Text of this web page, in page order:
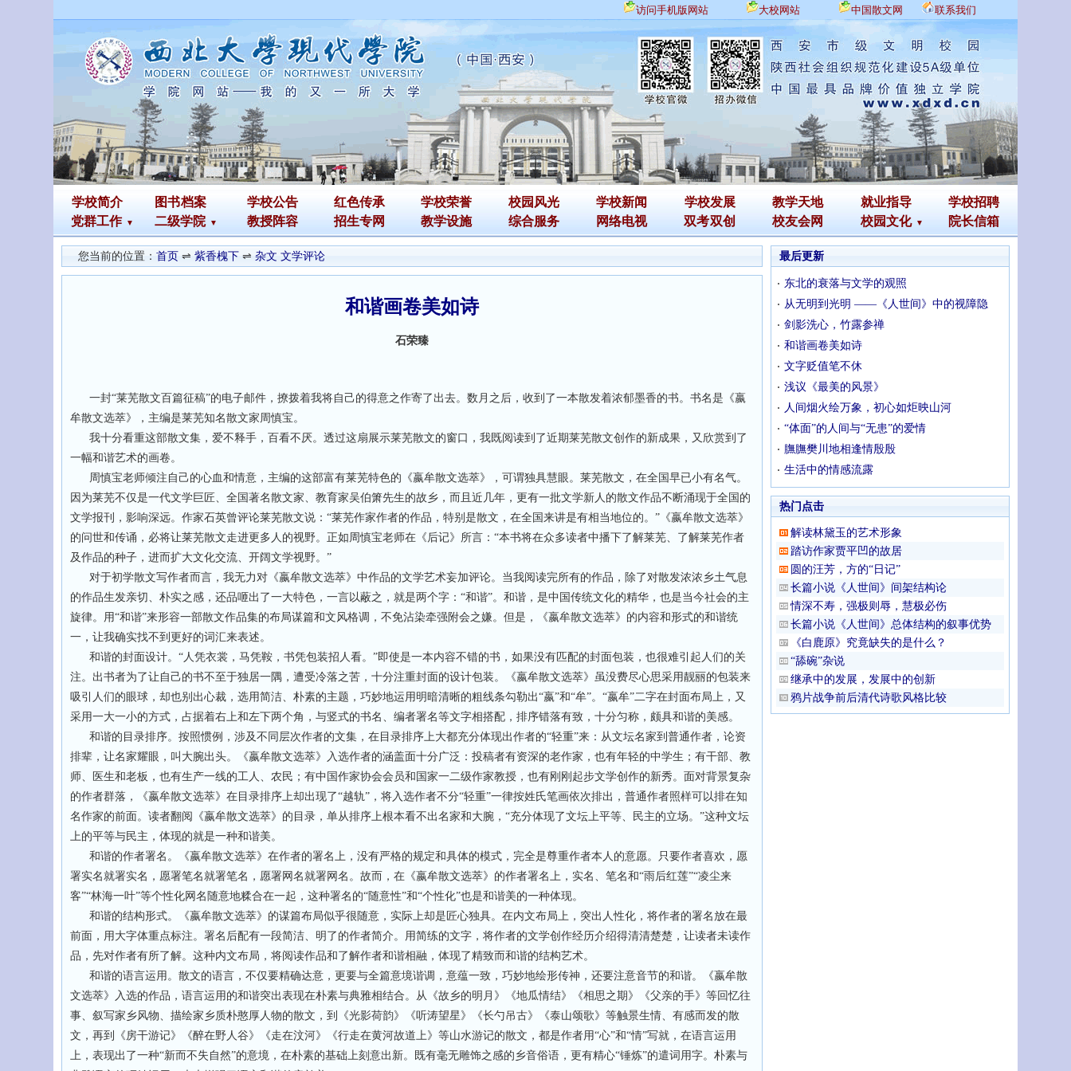
访问手机版网站 大校网站 中国散文网 联系我们
学校简介 图书档案 学校公告 红色传承 学校荣誉 校园风光 学校新闻 学校发展 教学天地 就业指导
学校招聘
党群工作
二级学院 教授阵容 招生专网 教学设施 综合服务 网络电视 双考双创 校友会网 校园文化 院长信箱
您当前的位置： 首页 ⇌ 紫香槐下 ⇌ 杂文 文学评论
和谐画卷美如诗
石荣臻
一封“莱芜散文百篇征稿”的电子邮件，撩拨着我将自己的得意之作寄了出去。数月之后，收到了一本散发着浓郁墨香的书。书名是《嬴
牟散文选萃》，主编是莱芜知名散文家周慎宝。
我十分看重这部散文集，爱不释手，百看不厌。透过这扇展示莱芜散文的窗口，我既阅读到了近期莱芜散文创作的新成果，又欣赏到了
一幅和谐艺术的画卷。
周慎宝老师倾注自己的心血和情意，主编的这部富有莱芜特色的《嬴牟散文选萃》，可谓独具慧眼。莱芜散文，在全国早已小有名气。
因为莱芜不仅是一代文学巨匠、全国著名散文家、教育家吴伯箫先生的故乡，而且近几年，更有一批文学新人的散文作品不断涌现于全国的
文学报刊，影响深远。作家石英曾评论莱芜散文说：“莱芜作家作者的作品，特别是散文，在全国来讲是有相当地位的。”《嬴牟散文选萃》
的问世和传诵，必将让莱芜散文走进更多人的视野。正如周慎宝老师在《后记》所言：“本书将在众多读者中播下了解莱芜、了解莱芜作者
及作品的种子，进而扩大文化交流、开阔文学视野。”
对于初学散文写作者而言，我无力对《嬴牟散文选萃》中作品的文学艺术妄加评论。当我阅读完所有的作品，除了对散发浓浓乡土气息
的作品生发亲切、朴实之感，还品咂出了一大特色，一言以蔽之，就是两个字：“和谐”。和谐，是中国传统文化的精华，也是当今社会的主
旋律。用“和谐”来形容一部散文作品集的布局谋篇和文风格调，不免沾染牵强附会之嫌。但是，《嬴牟散文选萃》的内容和形式的和谐统
一，让我确实找不到更好的词汇来表述。
和谐的封面设计。“人凭衣裳，马凭鞍，书凭包装招人看。”即使是一本内容不错的书，如果没有匹配的封面包装，也很难引起人们的关
注。出书者为了让自己的书不至于独居一隅，遭受冷落之苦，十分注重封面的设计包装。《嬴牟散文选萃》虽没费尽心思采用靓丽的包装来
吸引人们的眼球，却也别出心裁，选用简洁、朴素的主题，巧妙地运用明暗清晰的粗线条勾勒出“嬴”和“牟”。“嬴牟”二字在封面布局上，又
采用一大一小的方式，占据着右上和左下两个角，与竖式的书名、编者署名等文字相搭配，排序错落有致，十分匀称，颇具和谐的美感。
和谐的目录排序。按照惯例，涉及不同层次作者的文集，在目录排序上大都充分体现出作者的“轻重”来：从文坛名家到普通作者，论资
排辈，让名家耀眼，叫大腕出头。《嬴牟散文选萃》入选作者的涵盖面十分广泛：投稿者有资深的老作家，也有年轻的中学生；有干部、教
师、医生和老板，也有生产一线的工人、农民；有中国作家协会会员和国家一二级作家教授，也有刚刚起步文学创作的新秀。面对背景复杂
的作者群落，《嬴牟散文选萃》在目录排序上却出现了“越轨”，将入选作者不分“轻重”一律按姓氏笔画依次排出，普通作者照样可以排在知
名作家的前面。读者翻阅《嬴牟散文选萃》的目录，单从排序上根本看不出名家和大腕，“充分体现了文坛上平等、民主的立场。”这种文坛
上的平等与民主，体现的就是一种和谐美。
和谐的作者署名。《嬴牟散文选萃》在作者的署名上，没有严格的规定和具体的模式，完全是尊重作者本人的意愿。只要作者喜欢，愿
署实名就署实名，愿署笔名就署笔名，愿署网名就署网名。故而，在《嬴牟散文选萃》的作者署名上，实名、笔名和“雨后红莲”“凌尘来
客”“林海一叶”等个性化网名随意地糅合在一起，这种署名的“随意性”和“个性化”也是和谐美的一种体现。
和谐的结构形式。《嬴牟散文选萃》的谋篇布局似乎很随意，实际上却是匠心独具。在内文布局上，突出人性化，将作者的署名放在最
前面，用大字体重点标注。署名后配有一段简洁、明了的作者简介。用简练的文字，将作者的文学创作经历介绍得清清楚楚，让读者未读作
品，先对作者有所了解。这种内文布局，将阅读作品和了解作者和谐相融，体现了精致而和谐的结构艺术。
和谐的语言运用。散文的语言，不仅要精确达意，更要与全篇意境谐调，意蕴一致，巧妙地绘形传神，还要注意音节的和谐。《嬴牟散
文选萃》入选的作品，语言运用的和谐突出表现在朴素与典雅相结合。从《故乡的明月》《地瓜情结》《相思之期》《父亲的手》等回忆往
事、叙写家乡风物、描绘家乡质朴憨厚人物的散文，到《光影荷韵》《听涛望星》《长勺吊古》《泰山颂歌》等触景生情、有感而发的散
文，再到《房干游记》《醉在野人谷》《走在汶河》《行走在黄河故道上》等山水游记的散文，都是作者用“心”和“情”写就，在语言运用
上，表现出了一种“新而不失自然”的意境，在朴素的基础上刻意出新。既有毫无雕饰之感的乡音俗语，更有精心“锤炼”的遣词用字。朴素与
最后更新
东北的衰落与文学的观照
从无明到光明 ——《人世间》中的视障隐
剑影洗心，竹露参禅
和谐画卷美如诗
文字贬值笔不休
浅议《最美的风景》
人间烟火绘万象，初心如炬映山河
“体面”的人间与“无患”的爱情
膴膴樊川地相逢情殷殷
生活中的情感流露
热门点击
解读林黛玉的艺术形象
踏访作家贾平凹的故居
圆的汪芳，方的“日记”
长篇小说《人世间》间架结构论
情深不寿，强极则辱，慧极必伤
长篇小说《人世间》总体结构的叙事优势
《白鹿原》究竟缺失的是什么？
“舔碗”杂说
继承中的发展，发展中的创新
鸦片战争前后清代诗歌风格比较